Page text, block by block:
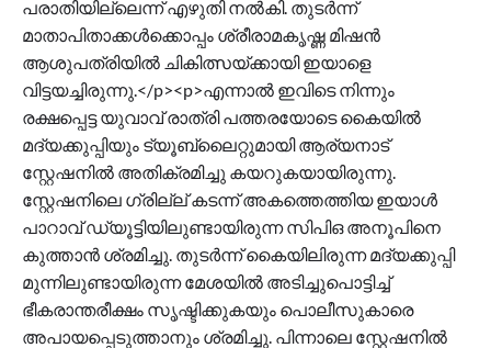
പരാതിയില്ലെന്ന് എഴുതി നൽകി. തുടർന്ന്
മാതാപിതാക്കൾക്കൊപ്പം ശ്രീരാമകൃഷ്ണ മിഷൻ
ആശുപത്രിയിൽ ചികിത്സയ്ക്കായി ഇയാളെ
വിട്ടയച്ചിരുന്നു.</p><p>​എന്നാൽ ഇവിടെ നിന്നും
രക്ഷപ്പെട്ട യുവാവ് രാത്രി പത്തരയോടെ കൈയിൽ
മദ്യക്കുപ്പിയും ട്യൂബ്‌ലൈറ്റുമായി ആര്യനാട്
സ്റ്റേഷനിൽ അതിക്രമിച്ചു കയറുകയായിരുന്നു.
സ്റ്റേഷനിലെ ഗ്രില്ല് കടന്ന് അകത്തെത്തിയ ഇയാൾ
പാറാവ് ഡ്യൂട്ടിയിലുണ്ടായിരുന്ന സിപിഒ അനൂപിനെ
കുത്താൻ ശ്രമിച്ചു. തുടർന്ന് കൈയിലിരുന്ന മദ്യക്കുപ്പി
മുന്നിലുണ്ടായിരുന്ന മേശയിൽ അടിച്ചുപൊട്ടിച്ച്
ഭീകരാന്തരീക്ഷം സൃഷ്ടിക്കുകയും പൊലീസുകാരെ
അപായപ്പെടുത്താനും ശ്രമിച്ചു. പിന്നാലെ ​​സ്റ്റേഷനിൽ